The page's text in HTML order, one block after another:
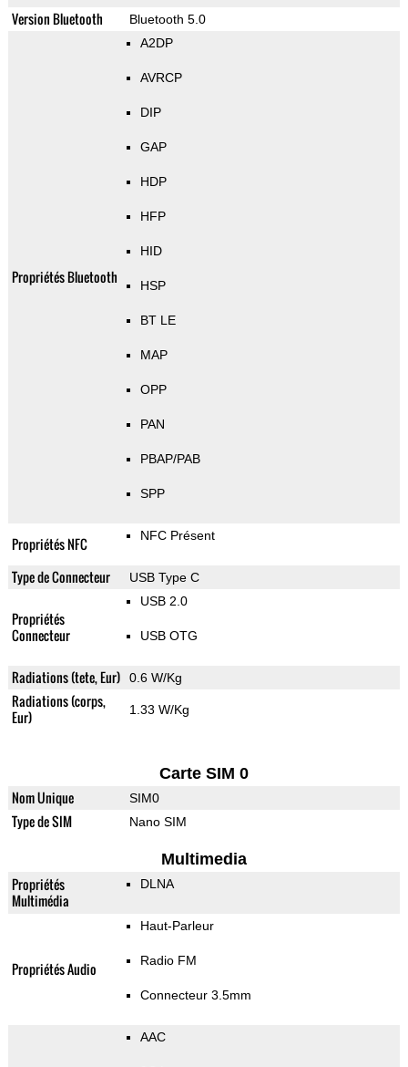
Version Bluetooth Bluetooth 5.0
Propriétés Bluetooth
A2DP
AVRCP
DIP
GAP
HDP
HFP
HID
HSP
BT LE
MAP
OPP
PAN
PBAP/PAB
SPP
Propriétés NFC NFC Présent
Type de Connecteur USB Type C
Propriétés
Connecteur
USB 2.0
USB OTG
Radiations (tete, Eur) 0.6 W/Kg
Radiations (corps,
Eur)
1.33 W/Kg
Carte SIM 0
Nom Unique SIM0
Type de SIM Nano SIM
Multimedia
Propriétés
Multimédia
DLNA
Propriétés Audio
Haut-Parleur
Radio FM
Connecteur 3.5mm
AAC